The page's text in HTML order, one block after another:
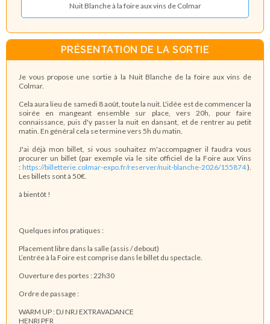
Nuit Blanche à la foire aux vins de Colmar
PRÉSENTATION DE LA SORTIE
Je vous propose une sortie à la Nuit Blanche de la foire aux vins de
Colmar.
Cela aura lieu de samedi 8 août, toute lanuit . L'idée est de commencer la
soirée en mangeant ensemble sur place, vers 20h, pour faire
connaissance, puis d'y passer la nuiten dansant, et de rentrer au petit
matin. En général cela se termine vers 5h du matin.
J'ai déjà mon billet, si vous souhaitez m'accompagner il faudra vous
procurer un billet (par exemple via le site officiel de la Foire aux Vins
: https://billetterie.colmar-expo.fr/reserver/nuit-blanche-2026/155874).
Les billets sont à 50€.
à bientôt !
Quelques infos pratiques :
Placement libre dans la salle (assis / debout)
L’entrée à la Foire est comprise dans le billet du spectacle.
Ouverture des portes : 22h30
Ordre de passage :
WARM UP : DJ NRJ EXTRAVADANCE
HENRI PFR